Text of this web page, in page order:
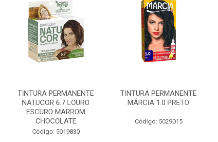
TINTURA PERMANENTE
NATUCOR 6.7 LOURO
ESCURO MARROM
CHOCOLATE
Código: 5019830
TINTURA PERMANENTE
MÁRCIA 1.0 PRETO
Código: 5029015